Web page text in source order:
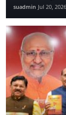
suadmin Jul 20, 2026